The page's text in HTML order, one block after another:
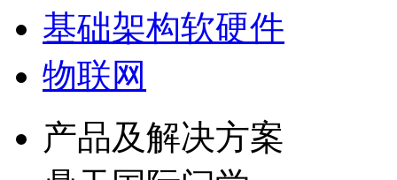
基础架构软硬件
物联网
产品及解决方案